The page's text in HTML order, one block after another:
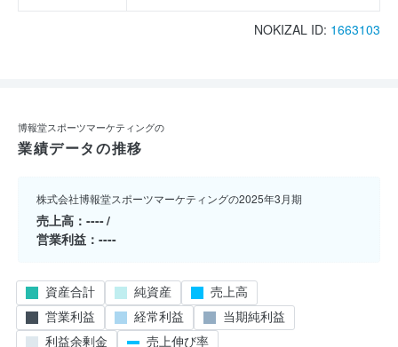
NOKIZAL ID: 1663103
博報堂スポーツマーケティングの
業績データの推移
株式会社博報堂スポーツマーケティングの2025年3月期
売上高
----
営業利益
----
資産合計 純資産
売上高
営業利益
経常利益
当期純利益
利益余剰金
売上伸び率